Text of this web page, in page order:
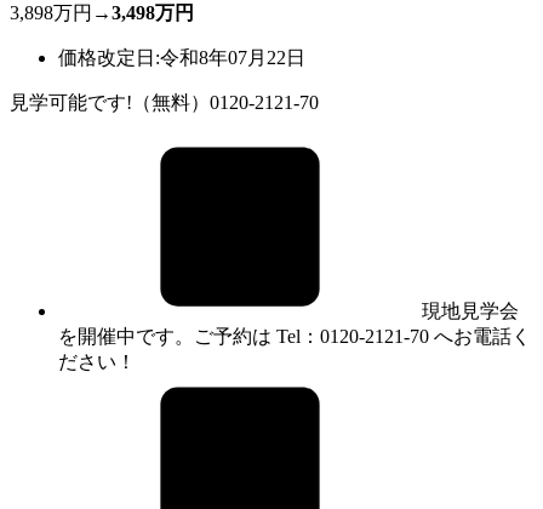
3,898万円 →3,498万円
価格改定日:令和8年07月22日
見学可能です!（無料）0120-2121-70
現地見学会
を開催中です。ご予約は Tel：0120-2121-70 へお電話く
ださい！